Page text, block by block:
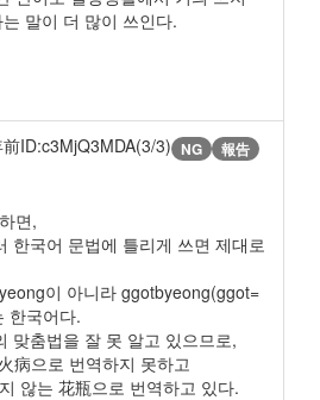
말이 더 많이 쓰인다.
ID:c3MjQ3MDA(3/3) NG 報告
면,
한국어 문법에 틀리게 쓰면 제대로
이 아니라 ggotbyeong(ggot=
한국어다.
맞춤법을 잘 못 알고 있으므로,
病으로 번역하지 못하고
않는 花瓶으로 번역하고 있다.